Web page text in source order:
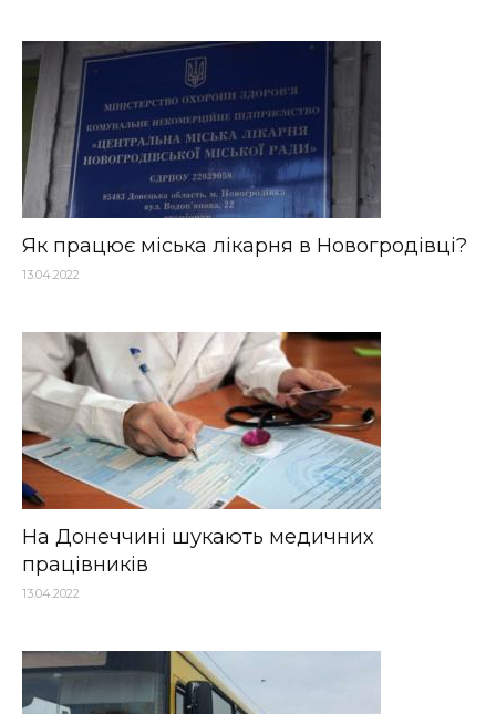
Як працює міська лікарня в Новогродівці?
13.04.2022
На Донеччині шукають медичних
працівників
13.04.2022